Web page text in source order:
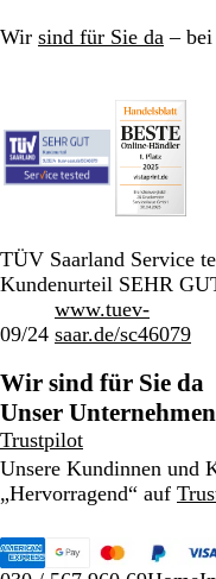
Wir sind für Sie da – bei
TÜV Saarland Service
Kundenurteil SEHR
09/24
www.tuev-
saar.de/sc46079
Wir sind für Sie da
Unser Unternehmen
Trustpilot
Unsere Kundinnen und
„Hervorragend“ auf